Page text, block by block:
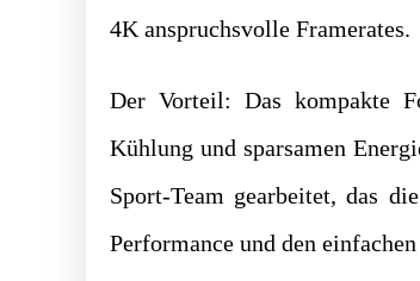
4K anspruchsvolle Framerates.
Der Vorteil: Das kompakte
Kühlung und sparsamen
Sport-Team gearbeitet, das
Performance und den